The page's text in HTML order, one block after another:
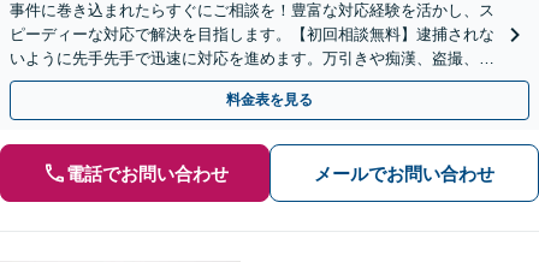
事件に巻き込まれたらすぐにご相談を！豊富な対応経験を活かし、ス
ピーディーな対応で解決を目指します。【初回相談無料】逮捕されな
いように先手先手で迅速に対応を進めます。万引きや痴漢、盗撮、覚
醒剤など幅広い事案に対応します。
料金表を見る
電話でお問い合わせ メールでお問い合わせ